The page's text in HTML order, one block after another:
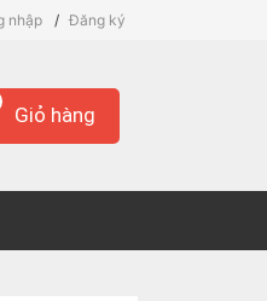
nhập / Đăng ký
Giỏ hàng